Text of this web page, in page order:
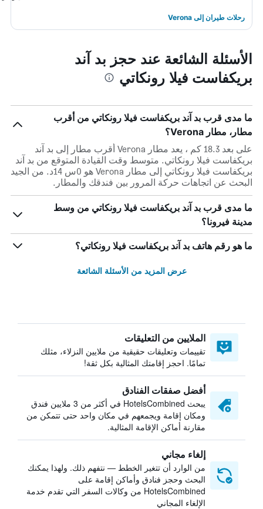
رحلات طيران إلى Verona
الأسئلة الشائعة عند حجز بد آند
بريكفاست فيلا رونكاتي
ما مدى قرب بد آند بريكفاست فيلا رونكاتي من أقرب
مطار، مطار Verona؟
على بعد 18.3 كم ، يعد مطار Verona أقرب مطار إلى بد آند
بريكفاست فيلا رونكاتي. متوسط وقت القيادة المتوقع من بد آند
بريكفاست فيلا رونكاتي إلى مطار Verona هو 0س 14د. من الجيد
البحث عن اتجاهات حركة المرور بين فندقك والمطار.
ما مدى قرب بد آند بريكفاست فيلا رونكاتي من وسط
مدينة فيرونا؟
ما هو رقم هاتف بد آند بريكفاست فيلا رونكاتي؟
عرض المزيد من الأسئلة الشائعة
الملايين من التعليقات
تقييمات وتعليقات حقيقية من ملايين النزلاء، مثلك
تمامًا. احجز إقامتك المثالية بكل ثقة!
أفضل صفقات الفنادق
يبحث HotelsCombined في أكثر من 3 ملايين فندق
ومكان إقامة ويجمعهم في مكان واحد حتى تتمكن من
مقارنة أماكن الإقامة المثالية.
إلغاء مجاني
من الوارد أن تتغير الخطط — نتفهم ذلك. ولهذا يمكنك
البحث وحجز فنادق وأماكن إقامة على
HotelsCombined من وكالات السفر التي تقدم خدمة
الإلغاء المجاني